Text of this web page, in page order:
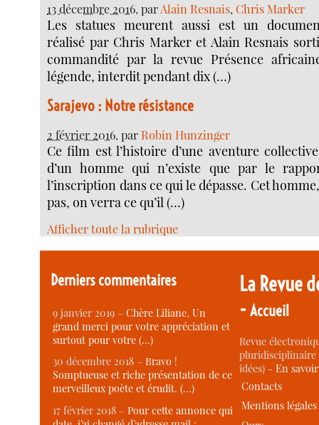
13 décembre 2016, parAlain Resnais, Chris Marker
Les statues meurent aussi est un
réalisé par Chris Marker et Alain Resnais
commandité par la revue Présence
légende, interdit pendant dix (…)
Sarajevo : Notre résistance
2 février 2016, par Robin Hunzinger
Ce film est l’histoire d’une aventure
d’un homme qui n’existe que par le
l’inscription dans ce qui le dépasse. Cet
pas, on verra ce qu’il (…)
Afficher toute la rubrique
Derniers commentaires
9 janvier 2019 –Chère Liliane, Un
grand merci pour votre appréciation et
surtout pour votre (…)
30 décembre 2018 –Bravo !
Somptueuse et riche présentation de ce
merveilleux poète et érudit. (…)
17 février 2018 –Pour cette annonce qui
La Revue
-Accueil
Revue
idées) -En
Contacts
Mentions légales